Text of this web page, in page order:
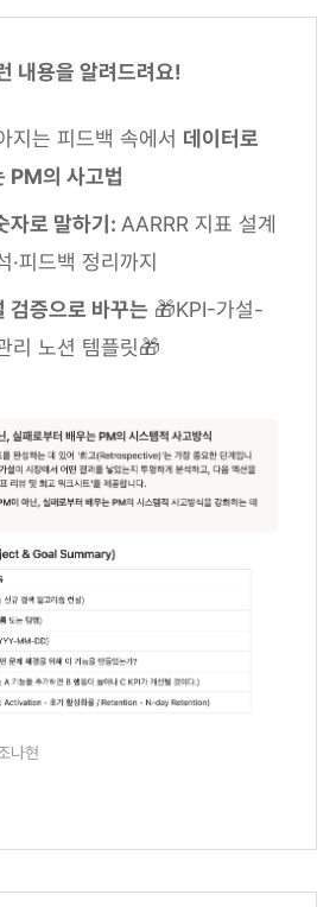
내용을 알려드려요!
지는 피드백 속에서 데이터로
PM의 사고법
자로 말하기: AARRR 지표 설계
·피드백 정리까지
검증으로 바꾸는 🎁KPI-가설-
리 노션 템플릿🎁
나현